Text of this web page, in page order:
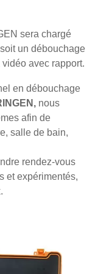
sera chargé
un débouchage
avec rapport.
en débouchage
nous
afin de
salle de bain,
rendez-vous
et expérimentés,